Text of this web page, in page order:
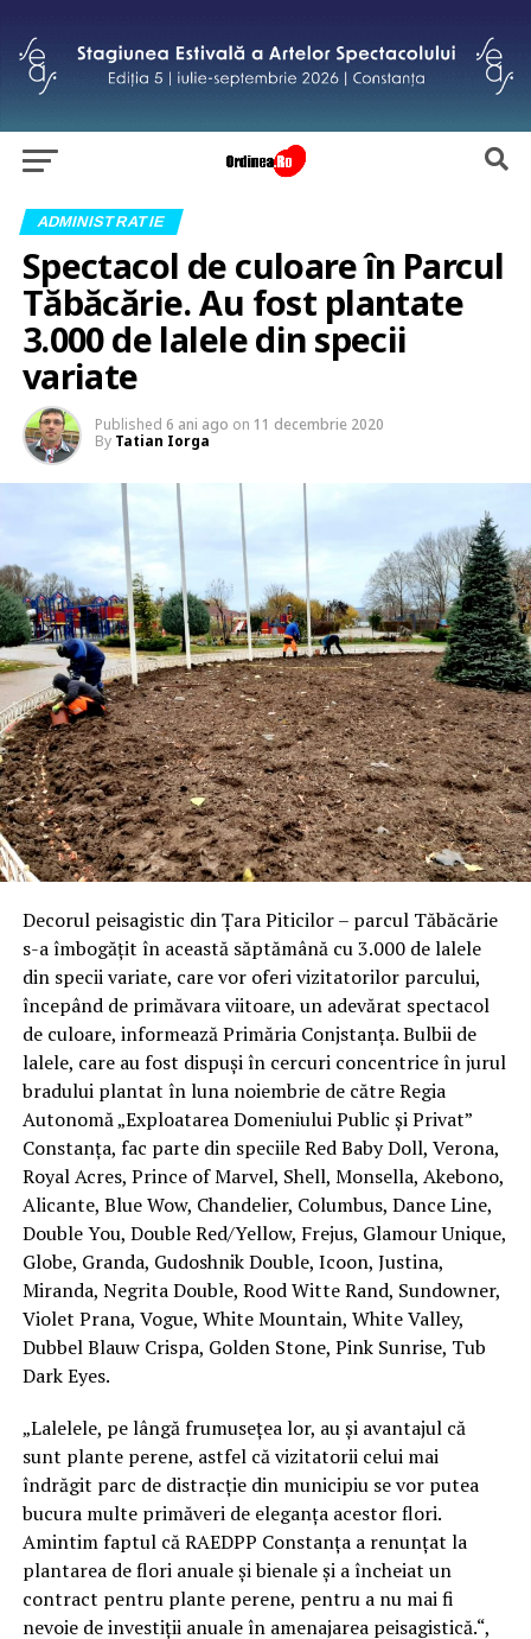
ADMINISTRATIE
Spectacol de culoare în Parcul
Tăbăcărie. Au fost plantate
3.000 de lalele din specii
variate
Published 6 ani ago on 11 decembrie 2020
By Tatian Iorga
Decorul peisagistic din Țara Piticilor – parcul Tăbăcărie
s-a îmbogățit în această săptămână cu 3.000 de lalele
din specii variate, care vor oferi vizitatorilor parcului,
începând de primăvara viitoare, un adevărat spectacol
de culoare, informează Primăria Conjstanța. Bulbii de
lalele, care au fost dispuși în cercuri concentrice în jurul
bradului plantat în luna noiembrie de către Regia
Autonomă „Exploatarea Domeniului Public și Privat”
Constanța, fac parte din speciile Red Baby Doll, Verona,
Royal Acres, Prince of Marvel, Shell, Monsella, Akebono,
Alicante, Blue Wow, Chandelier, Columbus, Dance Line,
Double You, Double Red/Yellow, Frejus, Glamour Unique,
Globe, Granda, Gudoshnik Double, Icoon, Justina,
Miranda, Negrita Double, Rood Witte Rand, Sundowner,
Violet Prana, Vogue, White Mountain, White Valley,
Dubbel Blauw Crispa, Golden Stone, Pink Sunrise, Tub
Dark Eyes.
„Lalelele, pe lângă frumusețea lor, au și avantajul că
sunt plante perene, astfel că vizitatorii celui mai
îndrăgit parc de distracție din municipiu se vor putea
bucura multe primăveri de eleganța acestor flori.
Amintim faptul că RAEDPP Constanța a renunțat la
plantarea de flori anuale și bienale și a încheiat un
contract pentru plante perene, pentru a nu mai fi
nevoie de investiții anuale în amenajarea peisagistică.“,